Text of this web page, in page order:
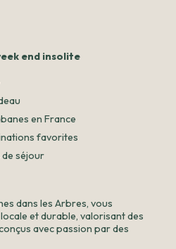
end insolite
en France
favorites
séjour
dans les Arbres, vous
et durable, valorisant des
avec passion par des